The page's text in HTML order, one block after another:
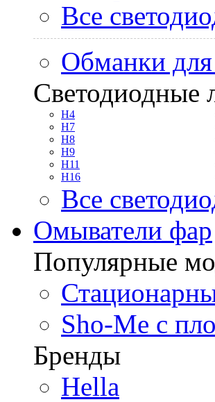
Все
Обманки для
Светодиодные
H4
H7
H8
H9
H11
H16
Все
Омыватели фар
Популярные
Sho-Me с
Бренды
Hella